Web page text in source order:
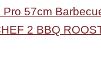
Pro 57cm
2 BBQ